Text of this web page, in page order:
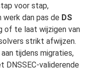
voor stap,
dan pas de DS
of te laat wijzigen van
strikt afwijzen.
tijdens migraties,
validerende